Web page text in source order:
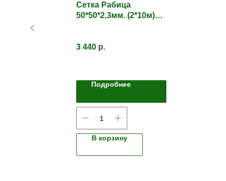
Сетка Рабица
50*50*2,3мм. (2*10м)
3 440 р.
Подробнее
В корзину